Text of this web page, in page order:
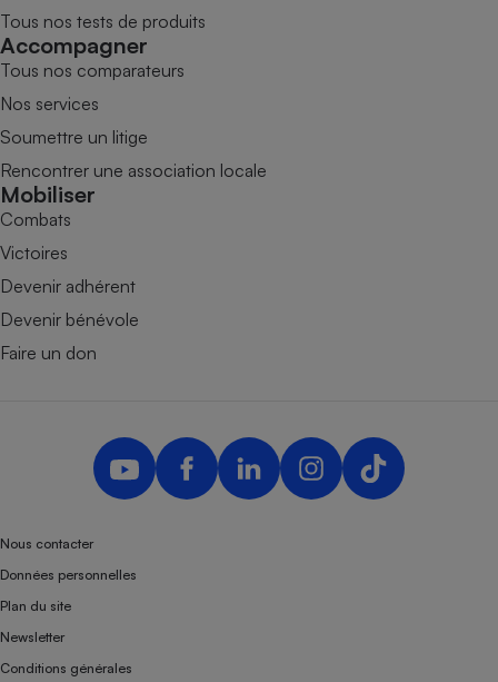
Tous nos tests de produits
Accompagner
Tous nos comparateurs
Nos services
Soumettre un litige
Rencontrer une association locale
Mobiliser
Combats
Victoires
Devenir adhérent
Devenir bénévole
Faire un don
Nous contacter
Données personnelles
Plan du site
Newsletter
Conditions générales